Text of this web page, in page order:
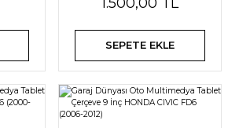
SEPETE EKLE